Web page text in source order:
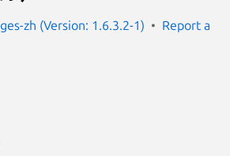
zh (Version: 1.6.3.2-1)
Report a